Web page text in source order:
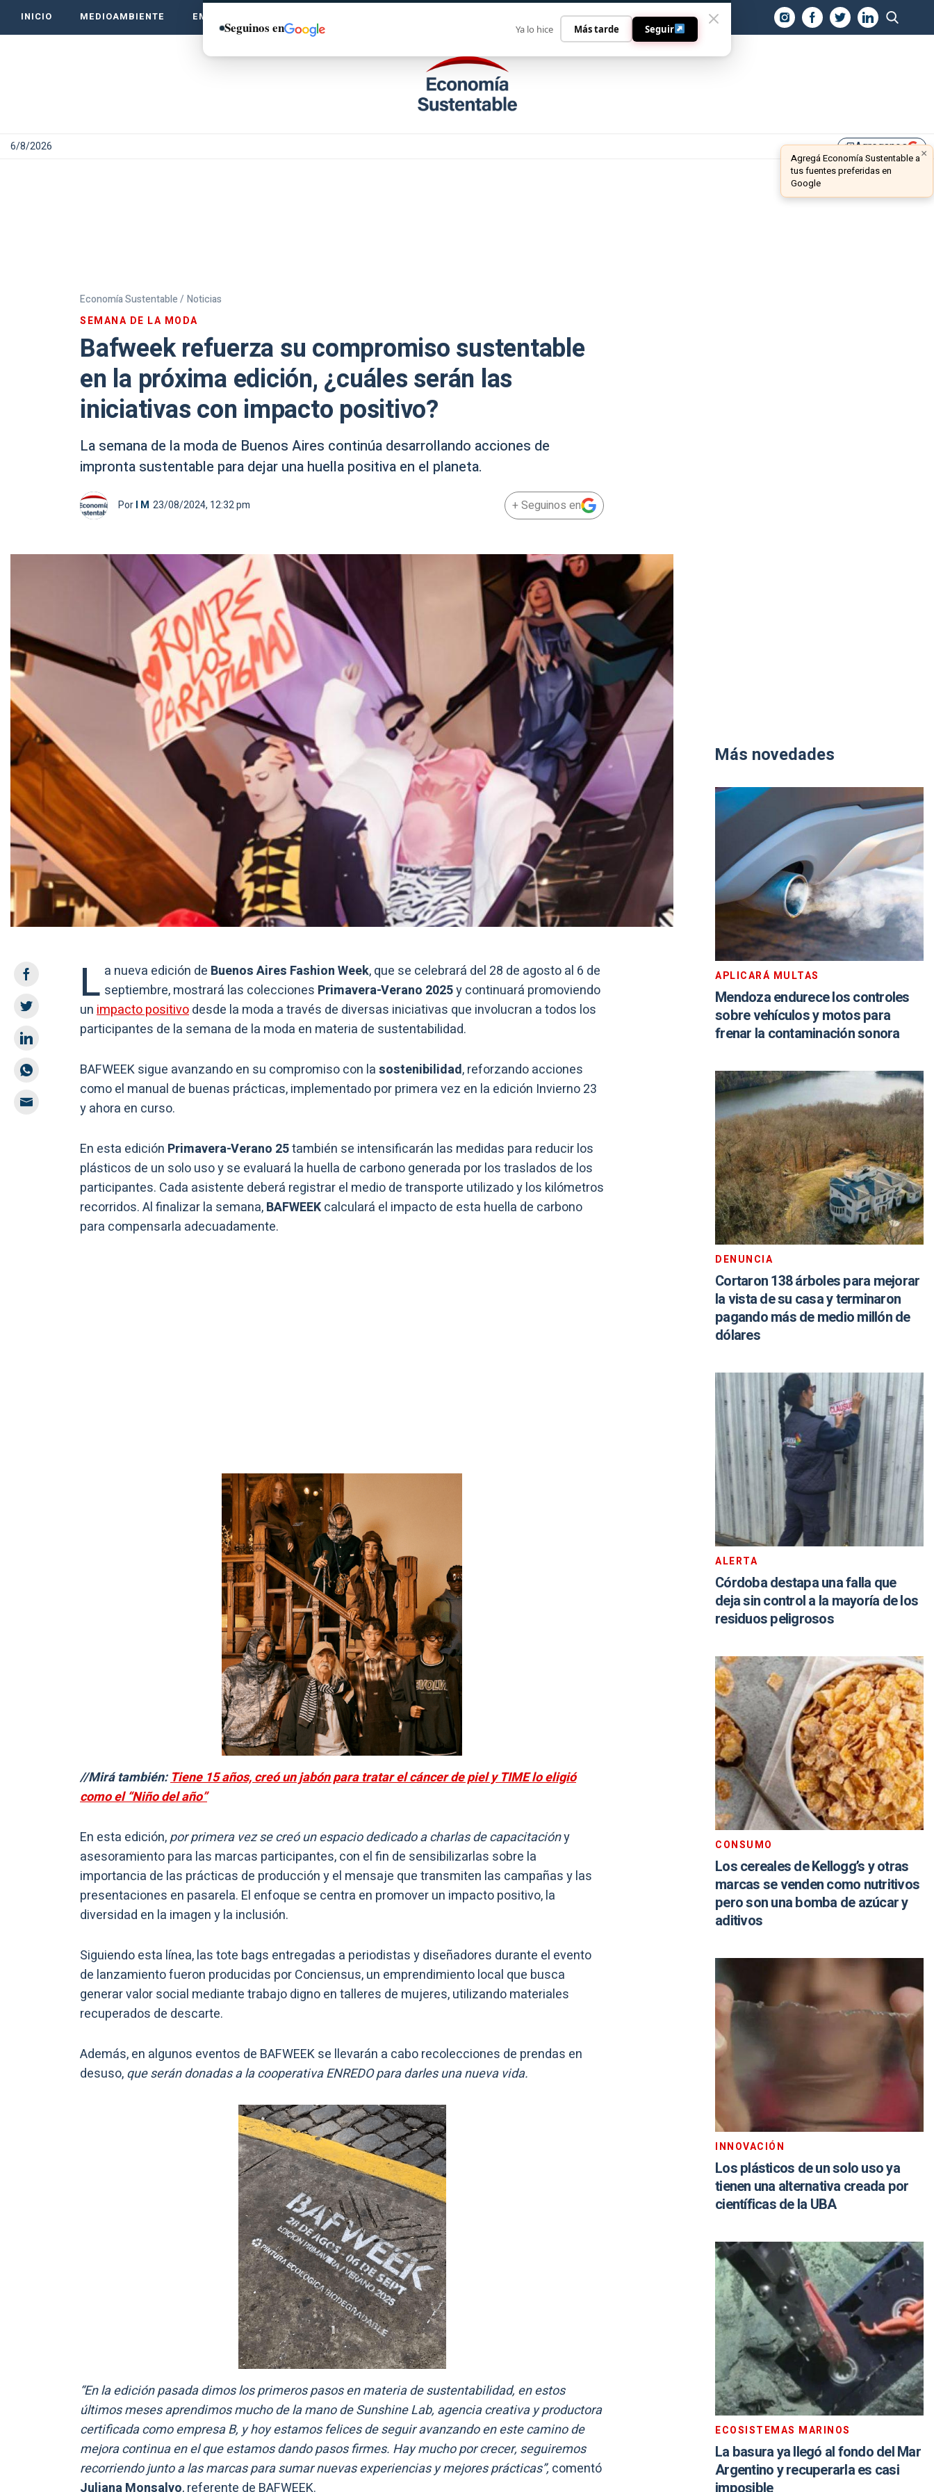
INICIO MEDIOAMBIENTE EMPRENDE VERDE CONTACTO
6/8/2026 library_addAgreganos ×
Agregá Economía Sustentable a
tus fuentes preferidas en
Google
Economía Sustentable / Noticias
SEMANA DE LA MODA
Bafweek refuerza su compromiso sustentable
en la próxima edición, ¿cuáles serán las
iniciativas con impacto positivo?
La semana de la moda de Buenos Aires continúa desarrollando acciones de
impronta sustentable para dejar una huella positiva en el planeta.
PorI M 23/08/2024, 12:32 pm + Seguinos en
L a nueva edición de Buenos Aires Fashion Week, que se celebrará del 28 de agosto al 6 de
septiembre, mostrará las colecciones Primavera-Verano 2025y continuará promoviendo
unimpacto positivodesde la moda a través de diversas iniciativas que involucran a todos los
participantes de la semana de la moda en materia de sustentabilidad.
BAFWEEK sigue avanzando en su compromiso con lasostenibilidad, reforzando acciones
como el manual de buenas prácticas, implementado por primera vez en la edición Invierno 23
y ahora en curso.
En esta edición Primavera-Verano 25también se intensificarán las medidas para reducir los
plásticos de un solo uso y se evaluará la huella de carbono generada por los traslados de los
participantes. Cada asistente deberá registrar el medio de transporte utilizado y los kilómetros
recorridos. Al finalizar la semana,BAFWEEKcalculará el impacto de esta huella de carbono
para compensarla adecuadamente.
//Mirá también:Tiene 15 años, creó un jabón para tratar el cáncer de piel y TIME lo eligió
como el “Niño del año”
En esta edición,por primera vez se creó un espacio dedicado a charlas de capacitacióny
asesoramiento para las marcas participantes, con el fin de sensibilizarlas sobre la
importancia de las prácticas de producción y el mensaje que transmiten las campañas y las
presentaciones en pasarela. El enfoque se centra en promover un impacto positivo, la
diversidad en la imagen y la inclusión.
Siguiendo esta línea, las tote bags entregadas a periodistas y diseñadores durante el evento
de lanzamiento fueron producidas por Conciensus, un emprendimiento local que busca
generar valor social mediante trabajo digno en talleres de mujeres, utilizando materiales
recuperados de descarte.
Además, en algunos eventos de BAFWEEK se llevarán a cabo recolecciones de prendas en
desuso,que serán donadas a la cooperativa ENREDO para darles una nueva vida.
“En la edición pasada dimos los primeros pasos en materia de sustentabilidad, en estos
últimos meses aprendimos mucho de la mano de Sunshine Lab, agencia creativa y productora
certificada como empresa B, y hoy estamos felices de seguir avanzando en este camino de
mejora continua en el que estamos dando pasos firmes. Hay mucho por crecer, seguiremos
recorriendo junto a las marcas para sumar nuevas experiencias y mejores prácticas”, comentó
Más novedades
APLICARÁ MULTAS
Mendoza endurece los controles
sobre vehículos y motos para
frenar la contaminación sonora
DENUNCIA
Cortaron 138 árboles para mejorar
la vista de su casa y terminaron
pagando más de medio millón de
dólares
ALERTA
Córdoba destapa una falla que
deja sin control a la mayoría de los
residuos peligrosos
CONSUMO
Los cereales de Kellogg’s y otras
marcas se venden como nutritivos
pero son una bomba de azúcar y
aditivos
INNOVACIÓN
Los plásticos de un solo uso ya
tienen una alternativa creada por
científicas de la UBA
ECOSISTEMAS MARINOS
La basura ya llegó al fondo del Mar
Argentino y recuperarla es casi
Seguinos en Ya lo hice Más tarde Seguir